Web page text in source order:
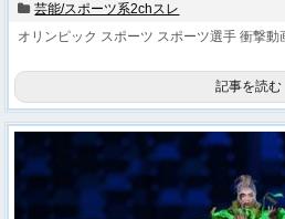
芸能/スポーツ系2chスレ
オリンピック スポーツ スポーツ選手 衝撃動
記事を読む